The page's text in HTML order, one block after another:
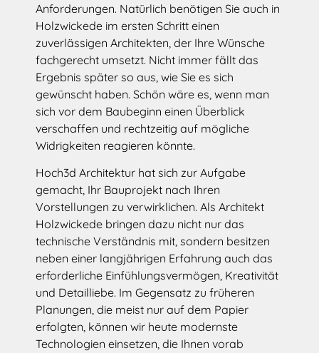
Anforderungen. Natürlich benötigen Sie auch in
Holzwickede im ersten Schritt einen
zuverlässigen Architekten, der Ihre Wünsche
fachgerecht umsetzt. Nicht immer fällt das
Ergebnis später so aus, wie Sie es sich
gewünscht haben. Schön wäre es, wenn man
sich vor dem Baubeginn einen Überblick
verschaffen und rechtzeitig auf mögliche
Widrigkeiten reagieren könnte.
Hoch3d Architektur hat sich zur Aufgabe
gemacht, Ihr Bauprojekt nach Ihren
Vorstellungen zu verwirklichen. Als Architekt
Holzwickede bringen dazu nicht nur das
technische Verständnis mit, sondern besitzen
neben einer langjährigen Erfahrung auch das
erforderliche Einfühlungsvermögen, Kreativität
und Detailliebe. Im Gegensatz zu früheren
Planungen, die meist nur auf dem Papier
erfolgten, können wir heute modernste
Technologien einsetzen, die Ihnen vorab